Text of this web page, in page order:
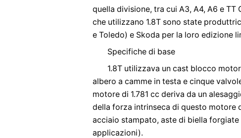
quella divisione, tra cui A3, A4, A6 e
che utilizzano 1.8T sono state
e Toledo) e Skoda per la loro edizione
Specifiche di base
1.8T utilizzava un cast blocco
albero a camme in testa e cinque
motore di 1.781 cc deriva da un
della forza intrinseca di questo motore
acciaio stampato, aste di biella
applicazioni).